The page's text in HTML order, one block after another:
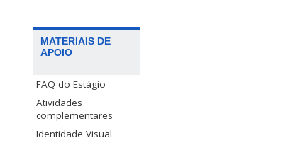
MATERIAIS DE
APOIO
FAQ do Estágio
Atividades
complementares
Identidade Visual